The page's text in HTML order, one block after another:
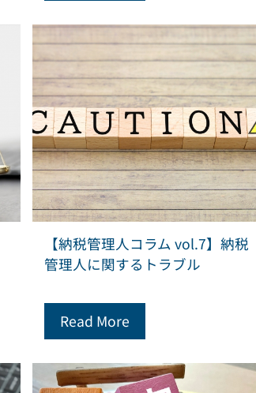
【納税管理人コラム vol.7】納税
管理人に関するトラブル
Read More